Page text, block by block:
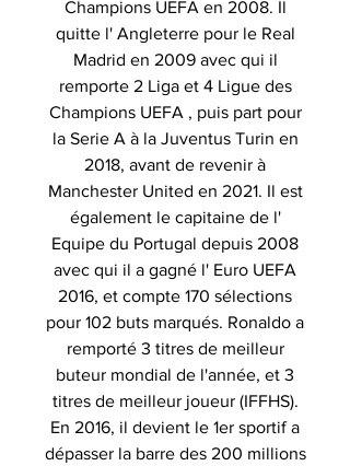
Champions UEFA en 2008. Il
quitte l' Angleterre pour le Real
Madrid en 2009 avec qui il
remporte 2 Liga et 4 Ligue des
Champions UEFA , puis part pour
la Serie A à la Juventus Turin en
2018, avant de revenir à
Manchester United en 2021. Il est
également le capitaine de l'
Equipe du Portugal depuis 2008
avec qui il a gagné l' Euro UEFA
2016, et compte 170 sélections
pour 102 buts marqués. Ronaldo a
remporté 3 titres de meilleur
buteur mondial de l'année, et 3
titres de meilleur joueur (IFFHS).
En 2016, il devient le 1er sportif a
dépasser la barre des 200 millions